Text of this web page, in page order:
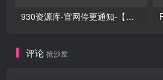
930资源库-官网停更通知-【换在线文档更新-每日更新】
评论 抢沙发